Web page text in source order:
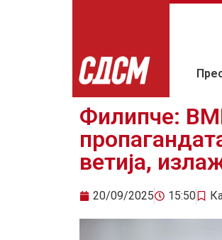
Филипче:
ветија,
20/09/2025 15:50